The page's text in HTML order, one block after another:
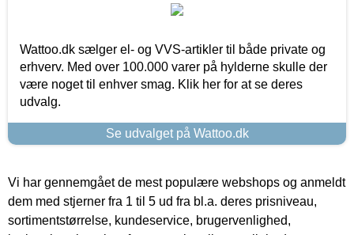
Wattoo.dk sælger el- og VVS-artikler til både private og
erhverv. Med over 100.000 varer på hylderne skulle der
være noget til enhver smag. Klik her for at se deres
udvalg.
Se udvalget på Wattoo.dk
Vi har gennemgået de mest populære webshops og anmeldt
dem med stjerner fra 1 til 5 ud fra bl.a. deres prisniveau,
sortimentstørrelse, kundeservice, brugervenlighed,